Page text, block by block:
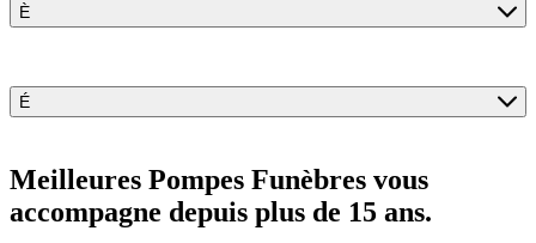
È
É
Meilleures Pompes Funèbres vous
accompagne depuis plus de 15 ans.